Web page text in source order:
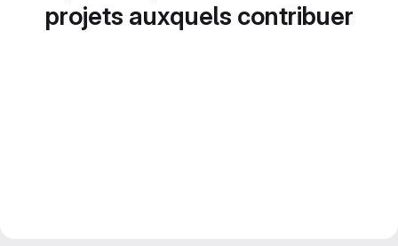
projets auxquels contribuer